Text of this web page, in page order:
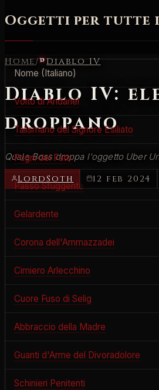
Home/ Diablo IV
Diablo IV:
droppano
Quale Boss droppa l'oggetto Uber
LordSoth 12 feb 2024
Oggetti per tutte
Nome (Italiano)
Volto di Andariel
Talismano del Signore Esiliato
Pugni del Fato
Passo Sfuggente
Gelardente
Corona dell'Ammazzadei
Cimiero Arlecchino
Cuore Fuso di Selig
Abbraccio della Madre
Guanti d'Arme del Divoradolore
Schinieri Penitenti